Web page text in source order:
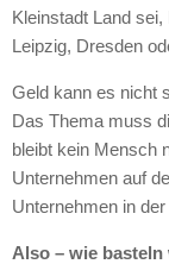
Kleinstadt Land
Leipzig, Dresden
Geld kann es nicht
Das Thema muss
bleibt kein Mensch
Unternehmen auf
Unternehmen in
Also – wie